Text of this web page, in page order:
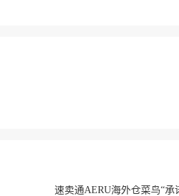
速卖通AERU海外仓菜鸟“承